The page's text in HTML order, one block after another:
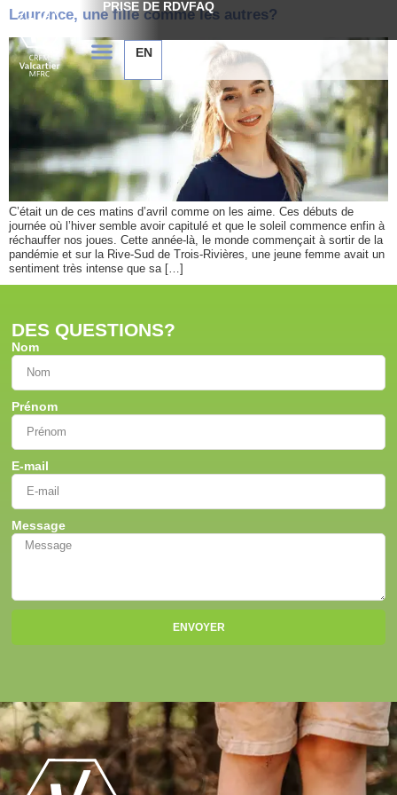
PRISE DE RDVFAQ
EN
Laurence, une fille comme les autres?
C’était un de ces matins d’avril comme on les aime. Ces débuts de
journée où l’hiver semble avoir capitulé et que le soleil commence enfin à
réchauffer nos joues. Cette année-là, le monde commençait à sortir de la
pandémie et sur la Rive-Sud de Trois-Rivières, une jeune femme avait un
sentiment très intense que sa […]
DES QUESTIONS?
Nom
Prénom
E-mail
Message
ENVOYER